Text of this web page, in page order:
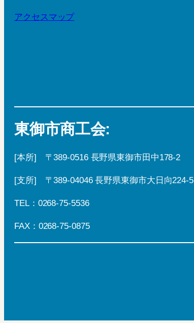
アクセスマップ
東御市商工会:
[本所] 〒389-0516 長野県東御市田中178-2
[支所] 〒389-04046 長野県東御市大日向224-5
TEL：0268-75-5536
FAX：0268-75-0875